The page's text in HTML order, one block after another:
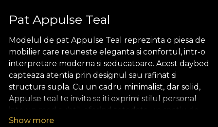
Pat Appulse Teal
Modelul de pat Appulse Teal reprezinta o piesa de
mobilier care reuneste eleganta si confortul, intr-o
interpretare moderna si seducatoare. Acest daybed
capteaza atentia prin designul sau rafinat si
structura supla. Cu un cadru minimalist, dar solid,
Appulse teal te invita sa iti exprimi stilul personal
intr-un mod subtil, oferind totodata un spatiu de
refugiu.
Show more